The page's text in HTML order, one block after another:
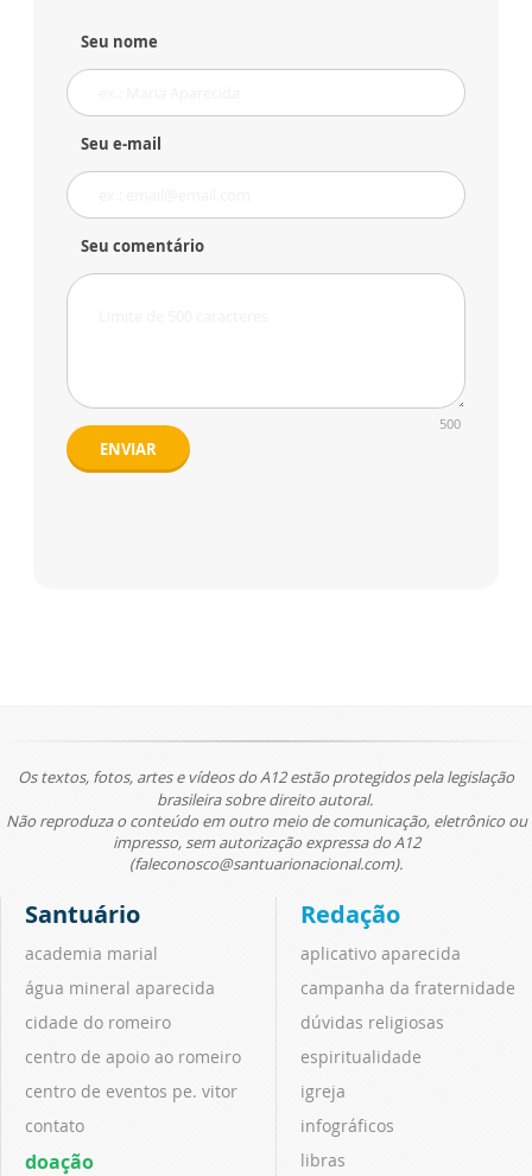
Seu nome
Seu e-mail
Seu comentário
500
ENVIAR
Os textos, fotos, artes e vídeos do A12 estão protegidos pela legislação
brasileira sobre direito autoral.
Não reproduza o conteúdo em outro meio de comunicação, eletrônico ou
impresso, sem autorização expressa do A12
(faleconosco@santuarionacional.com).
Santuário
academia marial
água mineral aparecida
cidade do romeiro
centro de apoio ao romeiro
centro de eventos pe. vitor
contato
doação
Redação
aplicativo aparecida
campanha da fraternidade
dúvidas religiosas
espiritualidade
igreja
infográficos
libras